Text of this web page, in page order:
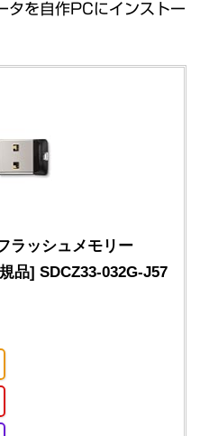
タを自作PCにインストー
ラッシュメモリー
品] SDCZ33-032G-J57